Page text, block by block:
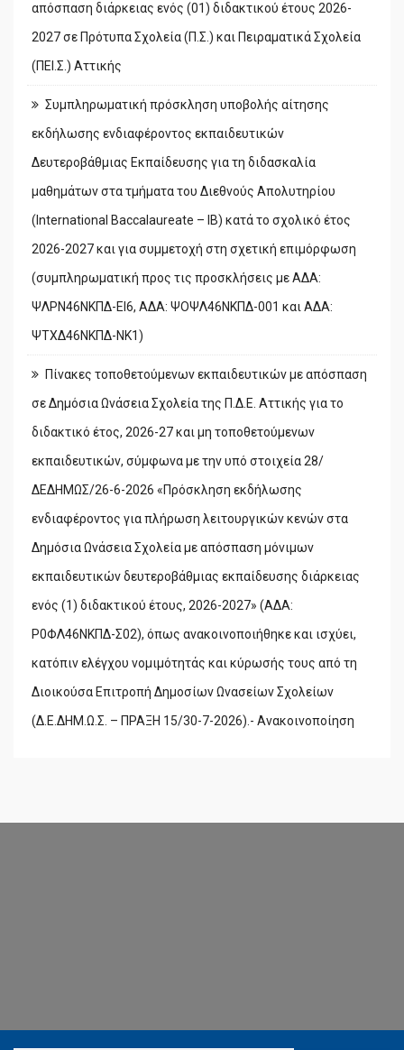
απόσπαση διάρκειας ενός (01) διδακτικού έτους 2026-
2027 σε Πρότυπα Σχολεία (Π.Σ.) και Πειραματικά Σχολεία
(ΠΕΙ.Σ.) Αττικής
Συμπληρωματική πρόσκληση υποβολής αίτησης
εκδήλωσης ενδιαφέροντος εκπαιδευτικών
Δευτεροβάθμιας Εκπαίδευσης για τη διδασκαλία
μαθημάτων στα τμήματα του Διεθνούς Απολυτηρίου
(International Baccalaureate – IB) κατά το σχολικό έτος
2026-2027 και για συμμετοχή στη σχετική επιμόρφωση
(συμπληρωματική προς τις προσκλήσεις με ΑΔΑ:
ΨΛΡΝ46ΝΚΠΔ-ΕΙ6, ΑΔΑ: ΨΟΨΛ46ΝΚΠΔ-001 και ΑΔΑ:
ΨΤΧΔ46ΝΚΠΔ-ΝΚ1)
Πίνακες τοποθετούμενων εκπαιδευτικών με απόσπαση
σε Δημόσια Ωνάσεια Σχολεία της Π.Δ.Ε. Αττικής για το
διδακτικό έτος, 2026-27 και μη τοποθετούμενων
εκπαιδευτικών, σύμφωνα με την υπό στοιχεία 28/
ΔΕΔΗΜΩΣ/26-6-2026 «Πρόσκληση εκδήλωσης
ενδιαφέροντος για πλήρωση λειτουργικών κενών στα
Δημόσια Ωνάσεια Σχολεία με απόσπαση μόνιμων
εκπαιδευτικών δευτεροβάθμιας εκπαίδευσης διάρκειας
ενός (1) διδακτικού έτους, 2026-2027» (ΑΔΑ:
Ρ0ΦΛ46ΝΚΠΔ-Σ02), όπως ανακοινοποιήθηκε και ισχύει,
κατόπιν ελέγχου νομιμότητάς και κύρωσής τους από τη
Διοικούσα Επιτροπή Δημοσίων Ωνασείων Σχολείων
(Δ.Ε.ΔΗΜ.Ω.Σ. – ΠΡΑΞΗ 15/30-7-2026).- Ανακοινοποίηση